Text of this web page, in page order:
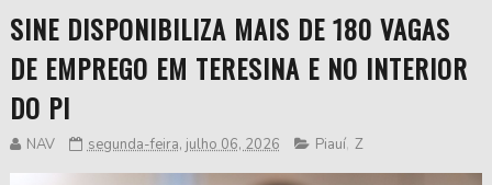
SINE DISPONIBILIZA MAIS DE 180 VAGAS
DE EMPREGO EM TERESINA E NO INTERIOR
DO PI
NAV segunda-feira, julho 06, 2026 Piauí, Z